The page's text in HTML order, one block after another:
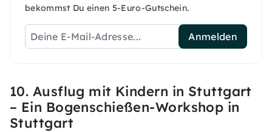
bekommst Du einen 5-Euro-Gutschein.
Anmelden
10. Ausflug mit Kindern in Stuttgart
– Ein Bogenschießen-Workshop in
Stuttgart